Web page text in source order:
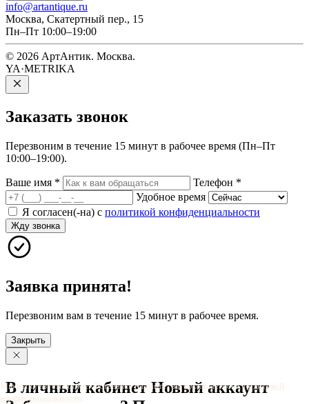
info@artantique.ru
Москва, Скатертный пер., 15
Пн–Пт 10:00–19:00
© 2026 АртАнтик. Москва.
YA·METRIKA
Заказать звонок
Перезвоним в течение 15 минут в рабочее время (Пн–Пт
10:00–19:00).
Ваше имя * Телефон *
Удобное время
Я согласен(-на) с политикой конфиденциальности
Жду звонка
Заявка принята!
Перезвоним вам в течение 15 минут в рабочее время.
Закрыть
Мы используем cookie. Оставаясь на сайте, вы соглашаетесь сполитикой
конфиденциальности.
В личныйкабинет Новыйаккаунт